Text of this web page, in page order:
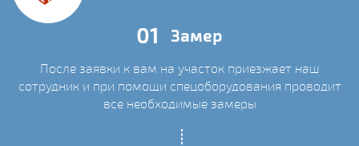
01 Замер
После заявки к вам на участок приезжает наш
сотрудник и при помощи спецоборудования проводит
все необходимые замеры